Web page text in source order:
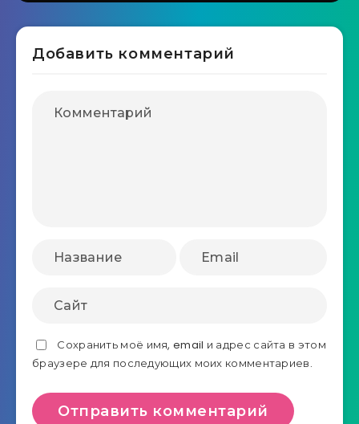
Добавить комментарий
Сохранить моё имя, email и адрес сайта в этом
браузере для последующих моих комментариев.